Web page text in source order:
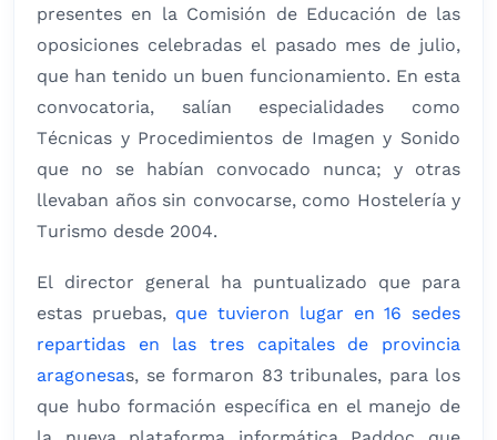
presentes en la Comisión de Educación de las
oposiciones celebradas el pasado mes de julio,
que han tenido un buen funcionamiento. En esta
convocatoria, salían especialidades como
Técnicas y Procedimientos de Imagen y Sonido
que no se habían convocado nunca; y otras
llevaban años sin convocarse, como Hostelería y
Turismo desde 2004.
El director general ha puntualizado que para
estas pruebas, que tuvieron lugar en 16 sedes
repartidas en las tres capitales de provincia
aragonesas, se formaron 83 tribunales, para los
que hubo formación específica en el manejo de